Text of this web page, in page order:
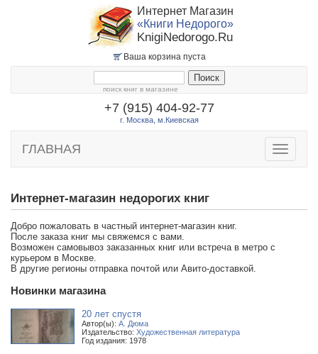
Интернет Магазин
«Книги Недорого»
KnigiNedorogo.Ru
Ваша корзина пуста
поиск книг в магазине
+7 (915) 404-92-77
г. Москва, м.Киевская
Toggle
ГЛАВНАЯ
Интернет-магазин недорогих книг
Добро пожаловать в частный интернет-магазин книг.
После заказа книг мы свяжемся с вами.
Возможен самовывоз заказанных книг или встреча в метро с
курьером в Москве.
В другие регионы отправка почтой или Авито-доставкой.
Новинки магазина
20 лет спустя
Автор(ы): А. Дюма
Издательство: Художественная литература
Год издания: 1978